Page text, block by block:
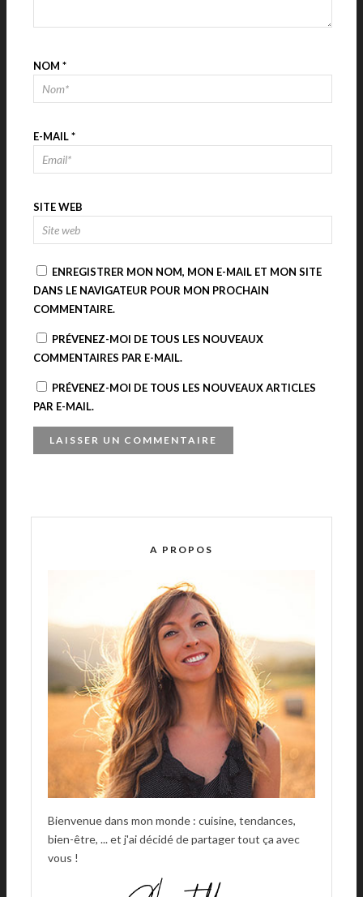
NOM *
E-MAIL*
SITE WEB
ENREGISTRER MON NOM, MON E-MAIL ET MON SITE
DANS LE NAVIGATEUR POUR MON PROCHAIN
COMMENTAIRE.
PRÉVENEZ-MOI DE TOUS LES NOUVEAUX
COMMENTAIRES PAR E-MAIL.
PRÉVENEZ-MOI DE TOUS LES NOUVEAUX ARTICLES
PAR E-MAIL.
A PROPOS
Bienvenue dans mon monde : cuisine, tendances,
bien-être, ... et j'ai décidé de partager tout ça avec
vous !